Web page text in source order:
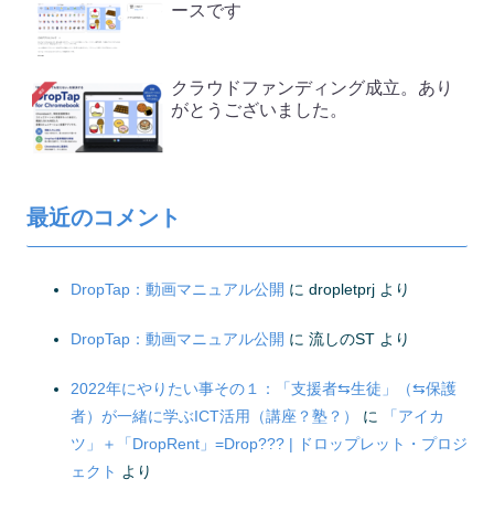
ースです
クラウドファンディング成立。あり
がとうございました。
最近のコメント
DropTap：動画マニュアル公開 に dropletprj より
DropTap：動画マニュアル公開 に 流しのST より
2022年にやりたい事その１：「支援者⇆生徒」（⇆保護
者）が一緒に学ぶICT活用（講座？塾？）
に
「アイカ
ツ」＋「DropRent」=Drop??? | ドロップレット・プロジ
ェクト より